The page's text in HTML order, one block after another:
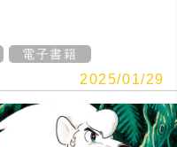
電子書籍
2025/01/29